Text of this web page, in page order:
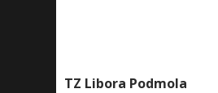
TZ Libora Podmola